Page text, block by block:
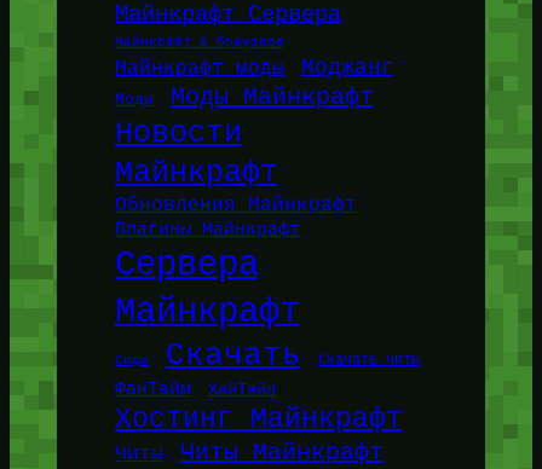
Майнкрафт Сервера
Майнкрафт в браузере
Майнкрафт моды Моджанг
Моды Моды Майнкрафт
Новости
Майнкрафт
Обновления Майнкрафт
Плагины Майнкрафт
Сервера
Майнкрафт
Сиды Скачать Скачать читы
ФанТайм ХайТейл
Хостинг Майнкрафт
Читы Читы Майнкрафт